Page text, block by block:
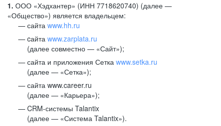
1. ООО «Хэдхантер» (ИНН 7718620740) (далее —
«Общество») является владельцем:
сайта www.hh.ru
cайта www.zarplata.ru
(далее совместно — «Сайт»);
сайта и приложения Сетка www.setka.ru
(далее — «Сетка»);
сайта www.career.ru
(далее — «Карьера»);
CRM-системы Talantix
(далее — «Система Talantix»).